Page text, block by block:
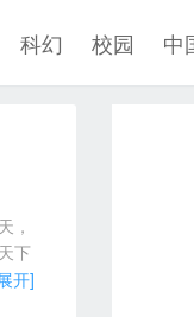
科幻 校园 中
，
下
云
开]